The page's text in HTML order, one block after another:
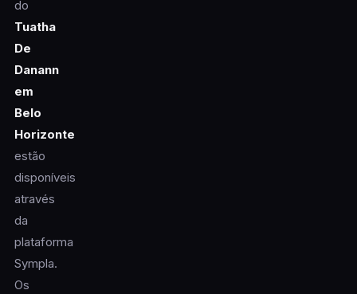
do
Tuatha
De
Danann
em
Belo
Horizonte
estão
disponíveis
através
da
plataforma
Sympla.
Os